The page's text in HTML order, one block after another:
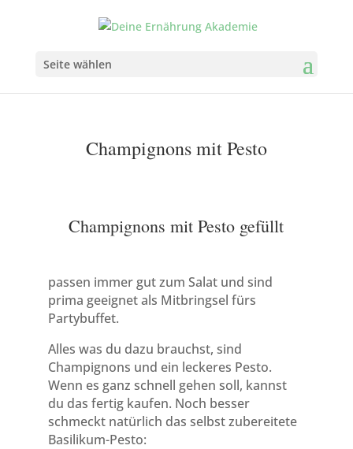
Seite wählen
Champignons mit Pesto
Champignons mit Pesto gefüllt
passen immer gut zum Salat und sind
prima geeignet als Mitbringsel fürs
Partybuffet.
Alles was du dazu brauchst, sind
Champignons und ein leckeres Pesto.
Wenn es ganz schnell gehen soll, kannst
du das fertig kaufen. Noch besser
schmeckt natürlich das selbst zubereitete
Basilikum-Pesto: